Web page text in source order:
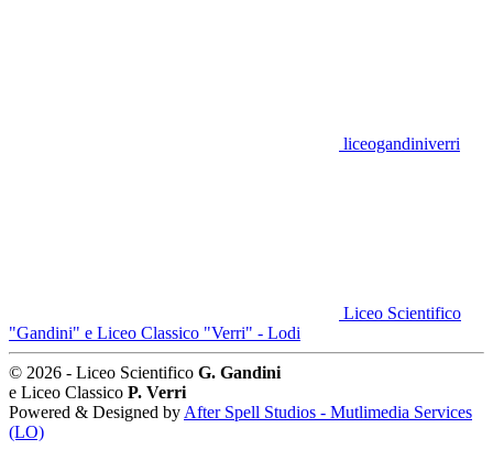
liceogandiniverri
Liceo Scientifico
"Gandini" e Liceo Classico "Verri" - Lodi
© 2026 - Liceo Scientifico G. Gandini
e Liceo Classico P. Verri
Powered & Designed by After Spell Studios - Mutlimedia Services
(LO)